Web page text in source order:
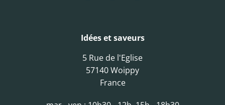
Idées et saveurs
5 Rue de l'Eglise
57140 Woippy
France